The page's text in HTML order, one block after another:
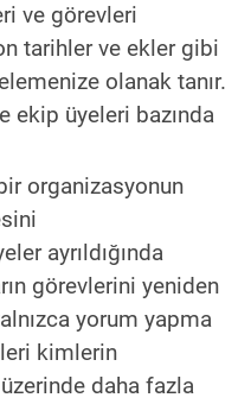
ve görevleri
tarihler ve ekler gibi
olanak tanır.
ekip üyeleri bazında
organizasyonun
ayrıldığında
görevlerini yeniden
yorum yapma
kimlerin
daha fazla